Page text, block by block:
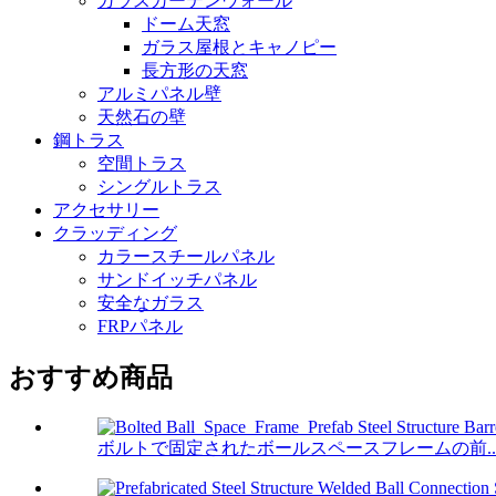
ドーム天窓
ガラス屋根とキャノピー
長方形の天窓
アルミパネル壁
天然石の壁
鋼トラス
空間トラス
シングルトラス
アクセサリー
クラッディング
カラースチールパネル
サンドイッチパネル
安全なガラス
FRPパネル
おすすめ商品
ボルトで固定されたボールスペースフレームの前